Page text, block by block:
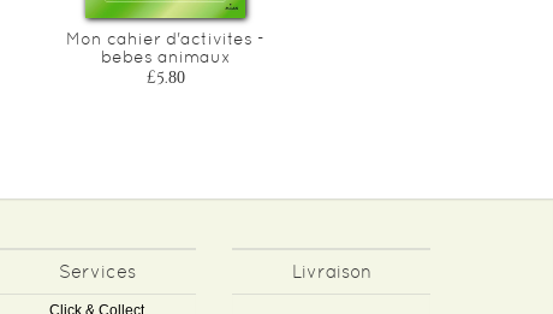
Mon cahier d'activites -
bebes animaux
£5.80
Services
Click & Collect
Livraison